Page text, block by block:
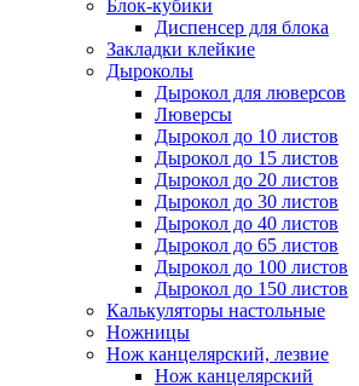
Блок-кубики
Диспенсер для блока
Закладки клейкие
Дыроколы
Дырокол для люверсов
Люверсы
Дырокол до 10 листов
Дырокол до 15 листов
Дырокол до 20 листов
Дырокол до 30 листов
Дырокол до 40 листов
Дырокол до 65 листов
Дырокол до 100 листов
Дырокол до 150 листов
Калькуляторы настольные
Ножницы
Нож канцелярский, лезвие
Нож канцелярский